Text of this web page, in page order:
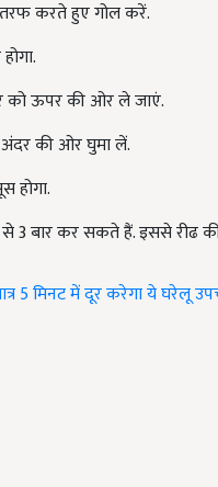
करते हुए गोल करें.
को ऊपर की ओर ले जाएं.
की ओर घुमा लें.
होगा.
बार कर सकते हैं. इससे रीढ की
5 मिनट में दूर करेगा ये घरेलू